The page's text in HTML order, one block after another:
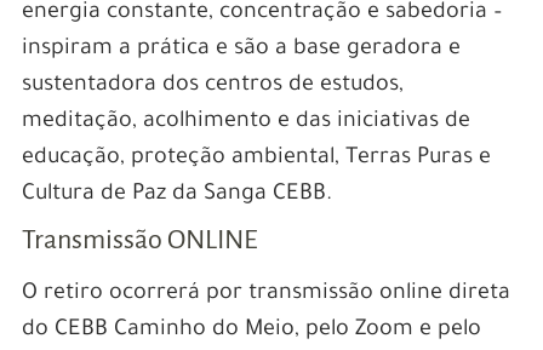
energia constante, concentração e sabedoria –
inspiram a prática e são a base geradora e
sustentadora dos centros de estudos,
meditação, acolhimento e das iniciativas de
educação, proteção ambiental, Terras Puras e
Cultura de Paz da Sanga CEBB.
Transmissão ONLINE
O retiro ocorrerá por transmissão online direta
do CEBB Caminho do Meio, pelo Zoom e pelo